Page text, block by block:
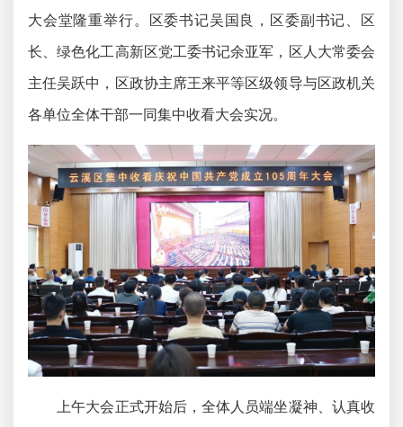
大会堂隆重举行。区委书记吴国良，区委副书记、区
长、绿色化工高新区党工委书记余亚军，区人大常委会
主任吴跃中，区政协主席王来平等区级领导与区政机关
各单位全体干部一同集中收看大会实况。
上午大会正式开始后，全体人员端坐凝神、认真收